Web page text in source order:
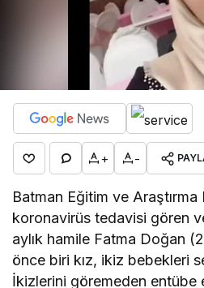
+ -
Batman Eğitim ve Araştırma
koronavirüs tedavisi gören
aylık hamile Fatma Doğan
önce biri kız, ikiz bebekleri
İkizlerini göremeden entübe